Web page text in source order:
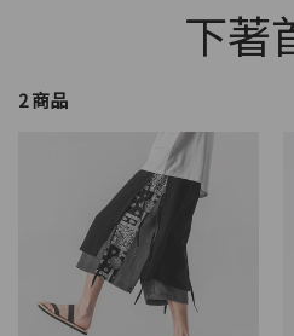
下著
2 商品